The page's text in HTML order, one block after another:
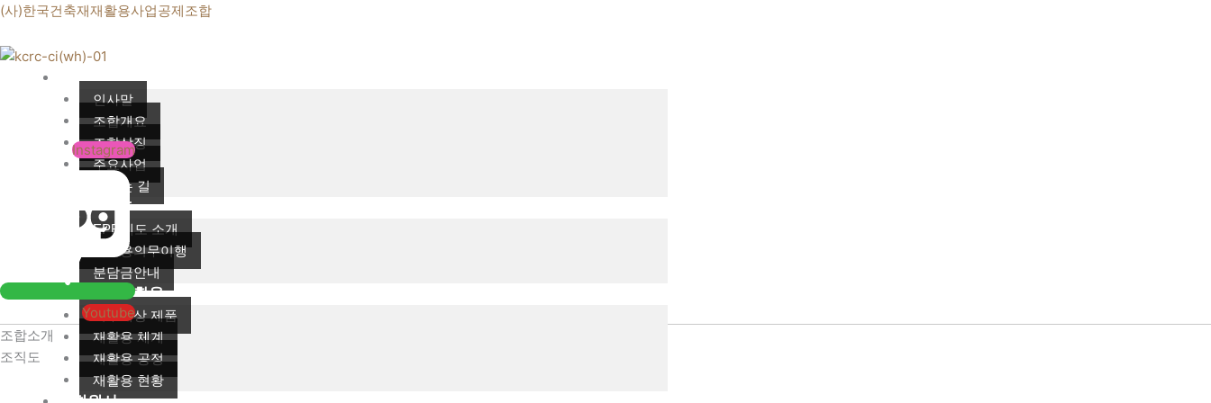
콘
츠
(사)한국건축재재활용사업공제조합
조합소개
인사말
조합개요
조합상징
주요사업
오시는 길
EPR제도
EPR제도 소개
재활용의무이행
분담금안내
건축재재활용
의무대상 제품
재활용 체계
재활용 공정
재활용 현황
Instagram
Youtube
조합소개
조직도